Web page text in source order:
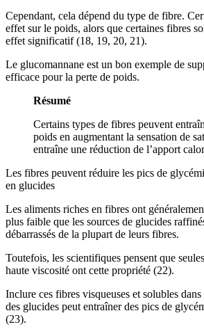
Cependant, cela dépend du type de fibre.
effet sur le poids, alors que certaines fibres
effet significatif (18, 19, 20, 21).
Le glucomannane est un bon exemple de
efficace pour la perte de poids.
Résumé
Certains types de fibres peuvent
poids en augmentant la sensation de
entraîne une réduction de l’apport
Les fibres peuvent réduire les pics de
en glucides
Les aliments riches en fibres ont
plus faible que les sources de glucides
débarrassés de la plupart de leurs fibres.
Toutefois, les scientifiques pensent que
haute viscosité ont cette propriété (22).
Inclure ces fibres visqueuses et solubles
des glucides peut entraîner des pics de
(23).